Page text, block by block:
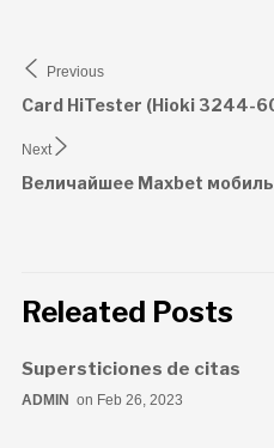
Navigasi
pos
Previous
Card HiTester (Hioki 3244-
Next
Величайшее Maxbet
Releated Posts
Supersticiones de citas
ADMIN on Feb 26, 2023